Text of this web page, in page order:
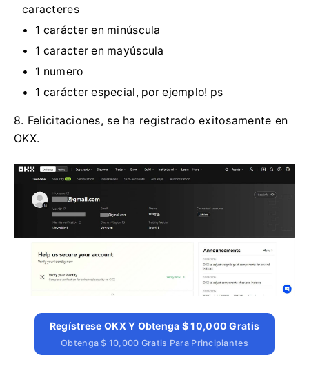
caracteres
1 carácter en minúscula
1 caracter en mayúscula
1 numero
1 carácter especial, por ejemplo! ps
8. Felicitaciones, se ha registrado exitosamente en
OKX.
Regístrese OKX Y Obtenga $ 10,000 Gratis
Obtenga $ 10,000 Gratis Para Principiantes